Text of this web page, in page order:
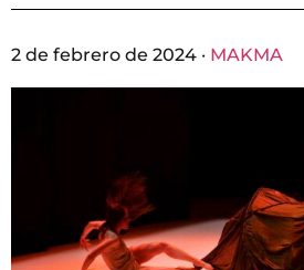
2 de febrero de 2024 · MAKMA